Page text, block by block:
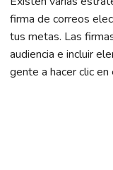
firma de correos
tus metas. Las
audiencia e incluir
gente a hacer clic en